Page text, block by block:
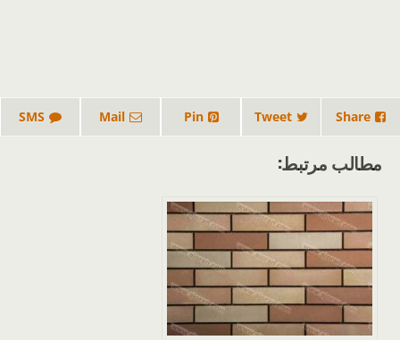
Share
Tweet
Pin
Mail
SMS
مطالب مرتبط: